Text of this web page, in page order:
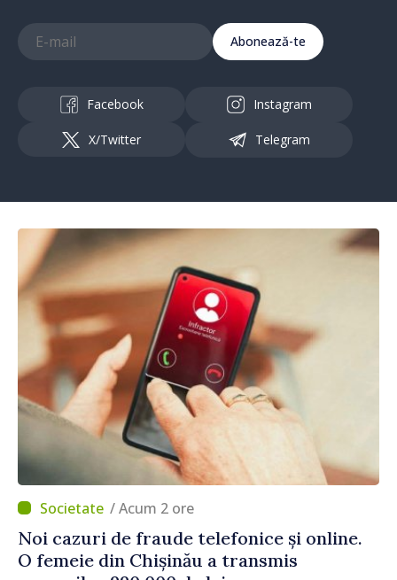
Abonează-te
Facebook Instagram
X/Twitter Telegram
/ Acum 2 ore
Noi cazuri de fraude telefonice și online.
O femeie din Chișinău a transmis